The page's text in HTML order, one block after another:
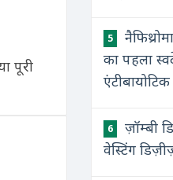
पूरी
5
का पहला
एंटीबायोटिक
6
ज़ॉम्बी
वेस्टिंग